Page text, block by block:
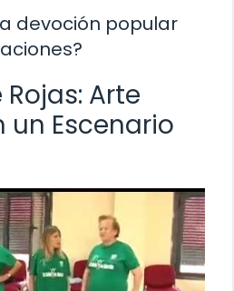
devoción popular
Arte
un Escenario